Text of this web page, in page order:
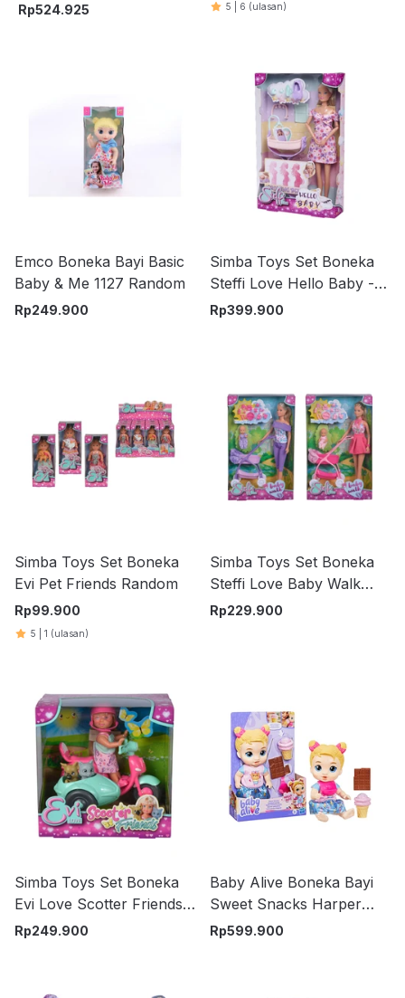
Rp524.925 5 6 (ulasan)
Emco Boneka Bayi Basic
Baby & Me 1127 Random
Rp249.900
Simba Toys Set Boneka
Steffi Love Hello Baby -
Mix
Rp399.900
Simba Toys Set Boneka
Evi Pet Friends Random
Rp99.900
5 1 (ulasan)
Simba Toys Set Boneka
Steffi Love Baby Walk
Random
Rp229.900
Simba Toys Set Boneka
Evi Love Scotter Friends -
Mix
Rp249.900
Baby Alive Boneka Bayi
Sweet Snacks Harper
Hugs G1449 - Mix
Rp599.900